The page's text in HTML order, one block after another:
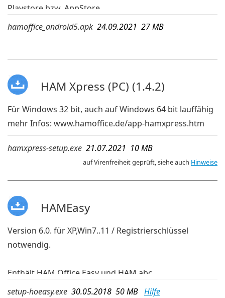
Playstore bzw. AppStore.
Wird die App dort jedoch wegen einer veralteten
bei Android 5 lauffähig.
mehr Infos: www.hamoffice.de/app-hamoffice.htm
hamoffice_android5.apk 24.09.2021 27 MB
HAM Xpress (PC) (1.4.2)
Für Windows 32 bit, auch auf Windows 64 bit lauffähig
mehr Infos: www.hamoffice.de/app-hamxpress.htm
hamxpress-setup.exe 21.07.2021 10 MB
auf Virenfreiheit geprüft, siehe auch Hinweise
HAMEasy
Version 6.0. für XP,Win7..11 / Registrierschlüssel
notwendig.
Enthält HAM Office Easy und HAM abc
deutsche Sprache
setup-hoeasy.exe 30.05.2018 50 MB Hilfe